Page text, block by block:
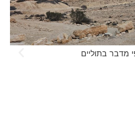
מדבר בתוליים